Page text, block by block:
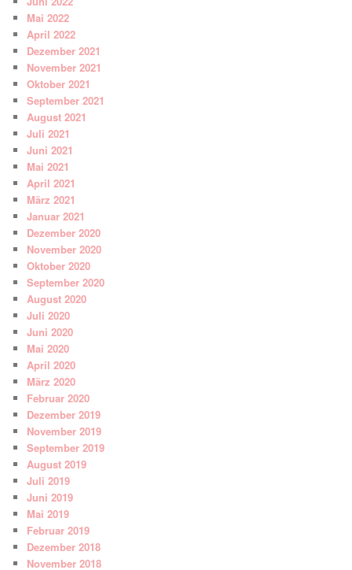
Mai 2022
April 2022
Dezember 2021
November 2021
Oktober 2021
September 2021
August 2021
Juli 2021
Juni 2021
Mai 2021
April 2021
März 2021
Januar 2021
Dezember 2020
November 2020
Oktober 2020
September 2020
August 2020
Juli 2020
Juni 2020
Mai 2020
April 2020
März 2020
Februar 2020
Dezember 2019
November 2019
September 2019
August 2019
Juli 2019
Juni 2019
Mai 2019
Februar 2019
Dezember 2018
November 2018